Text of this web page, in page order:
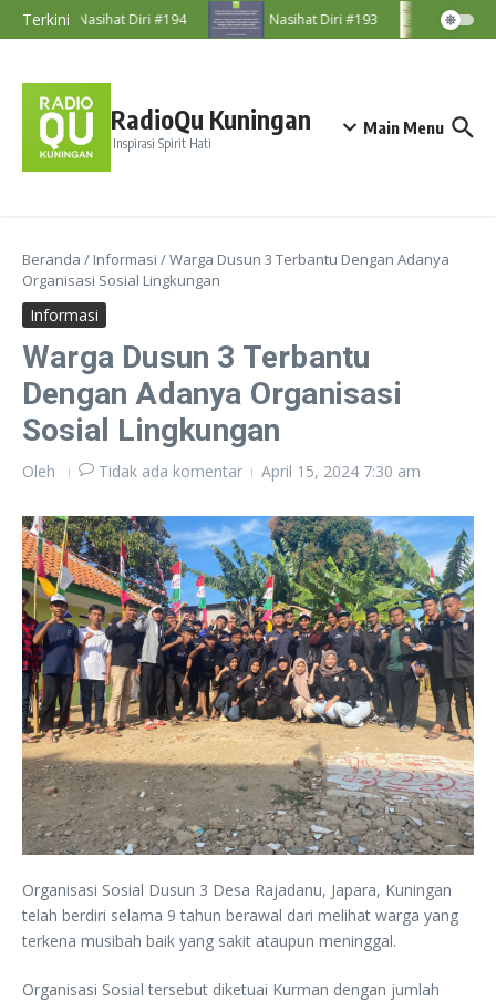
Lewati ke konten
Terkini Nasihat Diri #194 Nasihat Diri #193
RadioQu Kuningan
Inspirasi Spirit Hati
Main Menu
Beranda / Informasi /Warga Dusun 3 Terbantu Dengan Adanya
Organisasi Sosial Lingkungan
Informasi
Warga Dusun 3 Terbantu
Dengan Adanya Organisasi
Sosial Lingkungan
Oleh Tidak ada komentar April 15, 2024 7:30 am
Organisasi Sosial Dusun 3 Desa Rajadanu, Japara, Kuningan
telah berdiri selama 9 tahun berawal dari melihat warga yang
terkena musibah baik yang sakit ataupun meninggal.
Organisasi Sosial tersebut diketuai Kurman dengan jumlah